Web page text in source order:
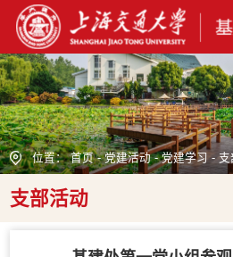
位置：首页-党建活动-党建学习- 支
支部活动